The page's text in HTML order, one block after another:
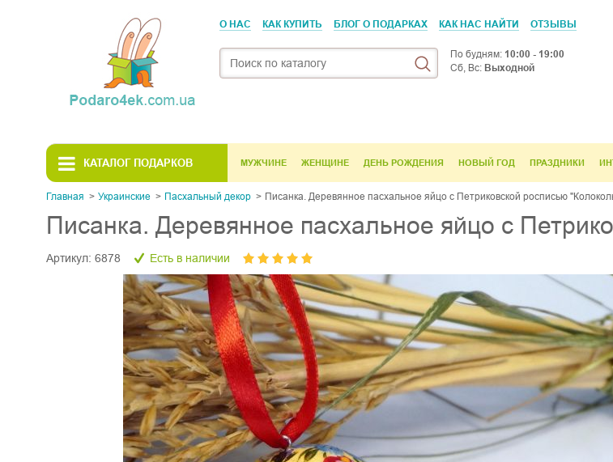
О НАС КАК КУПИТЬ БЛОГ О ПОДАРКАХ КАК НАС НАЙТИ ОТЗЫВЫ
По будням: 10:00 - 19:00
Сб, Вс: Выходной
КАТАЛОГ ПОДАРКОВ МУЖЧИНЕ ЖЕНЩИНЕ ДЕНЬ РОЖДЕНИЯ НОВЫЙ ГОД ПРАЗДНИКИ
Главная Украинскиe Пасхальный декор Писанка. Деревянное пасхальное яйцо с Петриковской росписью
Писанка. Деревянное пасхальное яйцо с
Артикул: 6878 Есть в наличии